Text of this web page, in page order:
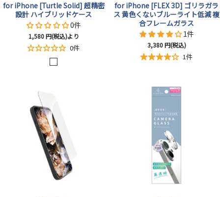
for iPhone [Turtle Solid] 超精密
設計 ハイブリッドケース
0件
セ
ー
1,580円(税込)より
0件
ク
for iPhone [FLEX 3D] ゴリラガラ
ス 黄色くないブルーライト低減 複
合フレームガラス
1件
セ
ー
3,380円(税込)
1件